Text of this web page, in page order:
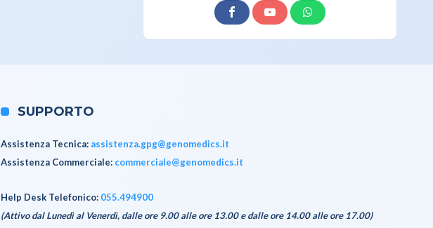
SUPPORTO
Assistenza Tecnica: assistenza.gpg@genomedics.it
Assistenza Commerciale: commerciale@genomedics.it
Help Desk Telefonico: 055.494900
(Attivo dal Lunedì al Venerdì, dalle ore 9.00 alle ore 13.00 e dalle ore 14.00 alle ore 17.00)